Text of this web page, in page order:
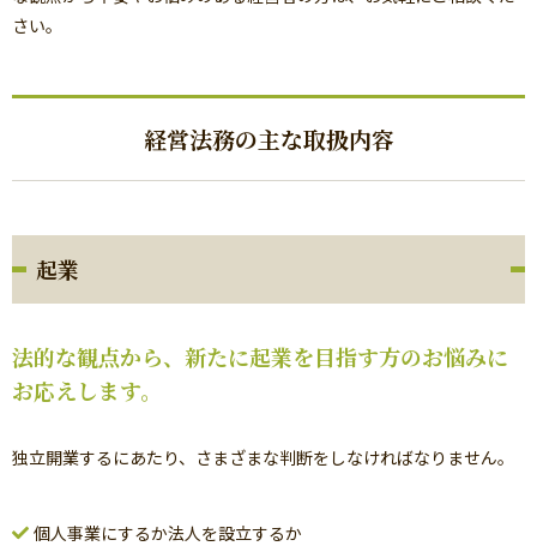
さい。
経営法務の主な取扱内容
起業
法的な観点から、新たに起業を目指す方のお悩みに
お応えします。
独立開業するにあたり、さまざまな判断をしなければなりません。
個人事業にするか法人を設立するか